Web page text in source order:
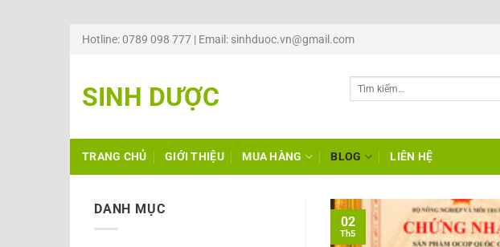
Chuyển
dung
Hotline: 0789 098 777 | Email: sinhduoc.vn@gmail.com
SINH DƯỢC
TRANG CHỦ GIỚI THIỆU MUA HÀNG BLOG LIÊN HỆ
DANH MỤC
02
Th5